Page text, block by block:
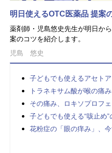
明日使えるOTC医薬品 提案
薬剤師・児島悠史先生が明日か
案のコツを紹介します。
児島 悠史
子どもでも使えるアセト
トラネキサム酸が喉の痛
その痛み、ロキソプロフ
子どもでも使える“咳止め”
花粉症の「眼の痒み」、